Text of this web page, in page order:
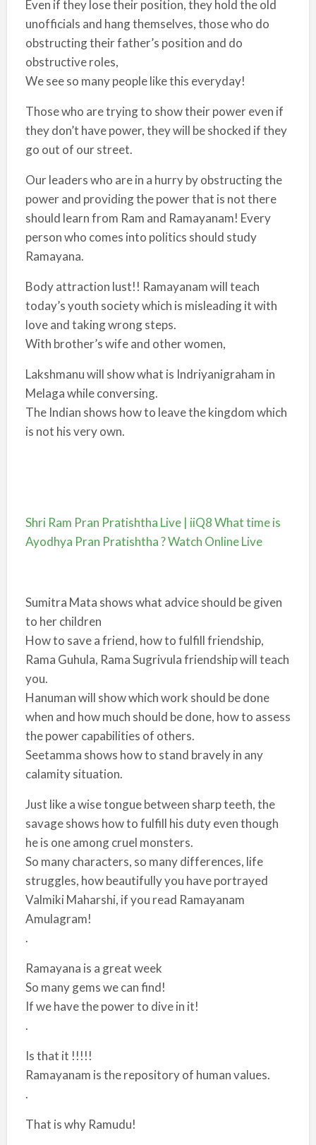
Even if they lose their position, they hold the old
unofficials and hang themselves, those who do
obstructing their father’s position and do
obstructive roles,
We see so many people like this everyday!
Those who are trying to show their power even if
they don’t have power, they will be shocked if they
go out of our street.
Our leaders who are in a hurry by obstructing the
power and providing the power that is not there
should learn from Ram and Ramayanam! Every
person who comes into politics should study
Ramayana.
Body attraction lust!! Ramayanam will teach
today’s youth society which is misleading it with
love and taking wrong steps.
With brother’s wife and other women,
Lakshmanu will show what is Indriyanigraham in
Melaga while conversing.
The Indian shows how to leave the kingdom which
is not his very own.
Shri Ram Pran Pratishtha Live | iiQ8 What time is
Ayodhya Pran Pratishtha ? Watch Online Live
Sumitra Mata shows what advice should be given
to her children
How to save a friend, how to fulfill friendship,
Rama Guhula, Rama Sugrivula friendship will teach
you.
Hanuman will show which work should be done
when and how much should be done, how to assess
the power capabilities of others.
Seetamma shows how to stand bravely in any
calamity situation.
Just like a wise tongue between sharp teeth, the
savage shows how to fulfill his duty even though
he is one among cruel monsters.
So many characters, so many differences, life
struggles, how beautifully you have portrayed
Valmiki Maharshi, if you read Ramayanam
Amulagram!
.
Ramayana is a great week
So many gems we can find!
If we have the power to dive in it!
.
Is that it !!!!!
Ramayanam is the repository of human values.
.
That is why Ramudu!